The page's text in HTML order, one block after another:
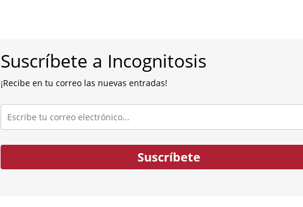
Suscríbete a Incognitosis
¡Recibe en tu correo las nuevas entradas!
Escribe
tu
correo
electrónico...
Suscríbete